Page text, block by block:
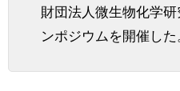
財団法人微生物化学
ンポジウムを開催した